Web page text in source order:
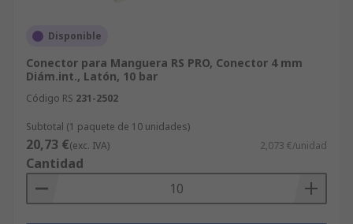
Disponible
Conector para Manguera RS PRO, Conector 4 mm
Diám.int., Latón, 10 bar
Código RS 231-2502
Subtotal (1 paquete de 10 unidades)
20,73 €(exc. IVA) 2,073 €/unidad
Cantidad